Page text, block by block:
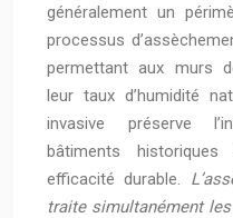
généralement un
processus
permettant aux murs
leur taux d’humidité
invasive préserve
bâtiments
efficacité durable.
traite simultanément